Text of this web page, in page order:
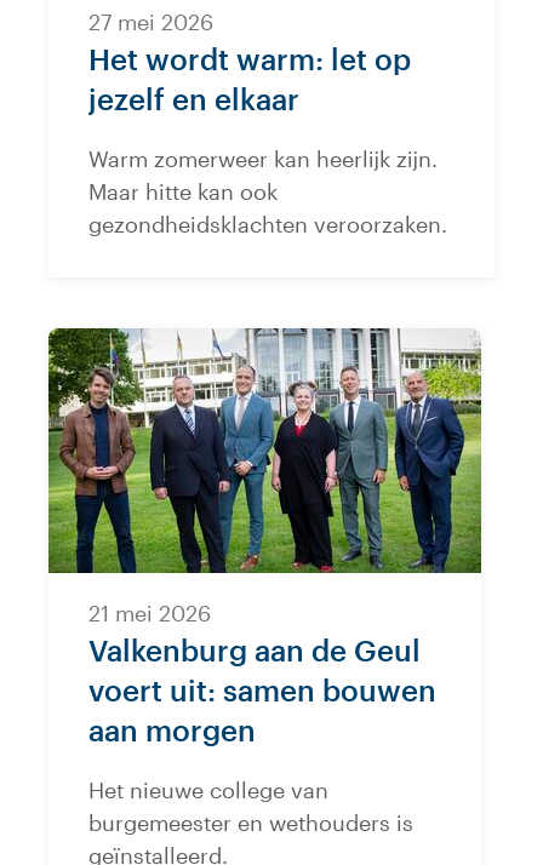
Het wordt warm: let op
jezelf en elkaar
27 mei 2026
Warm zomerweer kan heerlijk zijn.
Maar hitte kan ook
gezondheidsklachten veroorzaken.
Valkenburg aan de Geul
voert uit: samen bouwen
aan morgen
21 mei 2026
Het nieuwe college van
burgemeester en wethouders is
geïnstalleerd.